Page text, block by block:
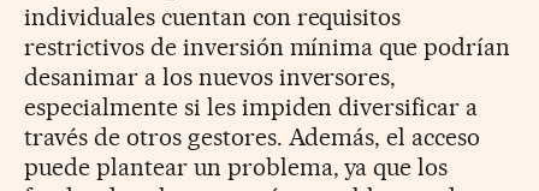
individuales cuentan con requisitos
restrictivos de inversión mínima que podrían
desanimar a los nuevos inversores,
especialmente si les impiden diversificar a
través de otros gestores. Además, el acceso
puede plantear un problema, ya que los